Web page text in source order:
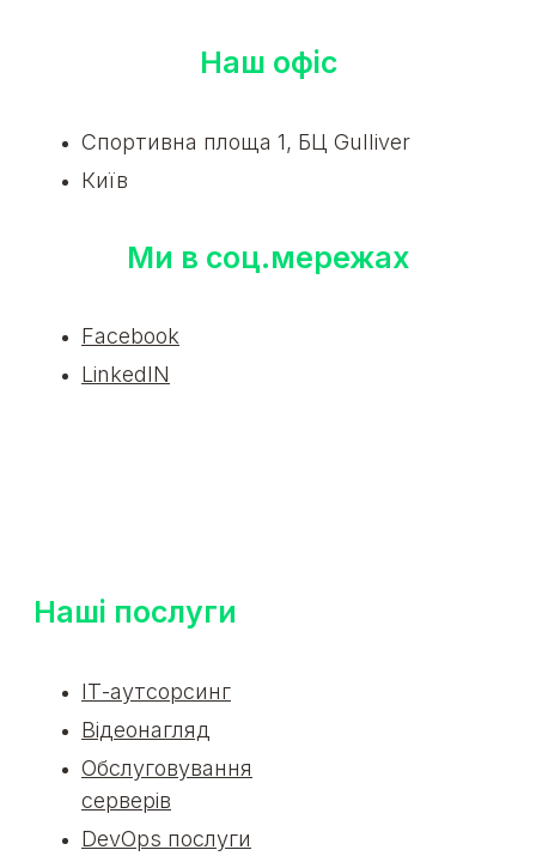
Наш офіс
Спортивна площа 1, БЦ Gulliver
Київ
Ми в соц.мережах
Facebook
LinkedIN
Наші послуги
ІТ-аутсорсинг
Відеонагляд
Обслуговування
серверів
DevOps послуги